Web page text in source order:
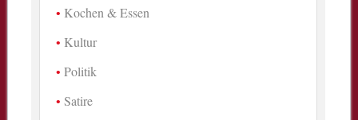
Kochen & Essen
Kultur
Politik
Satire